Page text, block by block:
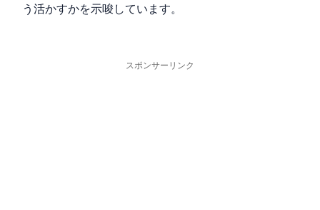
う活かすかを示唆しています。
スポンサーリンク